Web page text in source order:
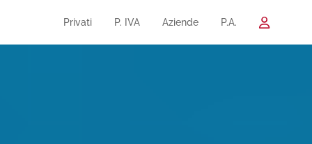
Privati P. IVA Aziende P.A.